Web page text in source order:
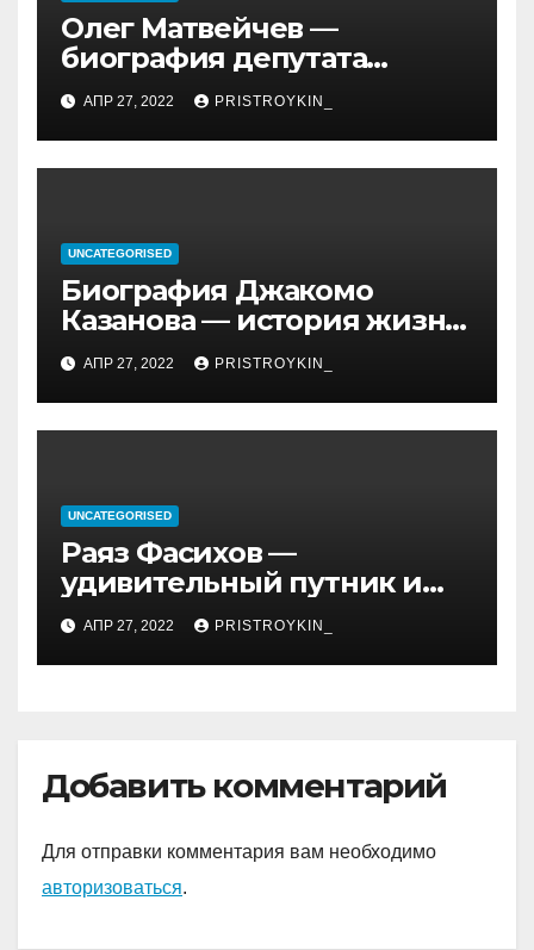
Олег Матвейчев —
биография депутата
Госдумы, достижения и
политическая карьера
АПР 27, 2022 PRISTROYKIN_
UNCATEGORISED
Биография Джакомо
Казанова — история жизни
легендарного седуктора
АПР 27, 2022 PRISTROYKIN_
UNCATEGORISED
Раяз Фасихов —
удивительный путник и
достойный представитель
нового поколения
молодых спортсменов
будущее!
АПР 27, 2022 PRISTROYKIN_
Добавить комментарий
Для отправки комментария вам необходимо
авторизоваться.